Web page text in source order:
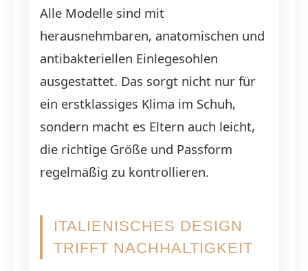
Alle Modelle sind mit
herausnehmbaren, anatomischen und
antibakteriellen Einlegesohlen
ausgestattet. Das sorgt nicht nur für
ein erstklassiges Klima im Schuh,
sondern macht es Eltern auch leicht,
die richtige Größe und Passform
regelmäßig zu kontrollieren.
ITALIENISCHES DESIGN
TRIFFT NACHHALTIGKEIT